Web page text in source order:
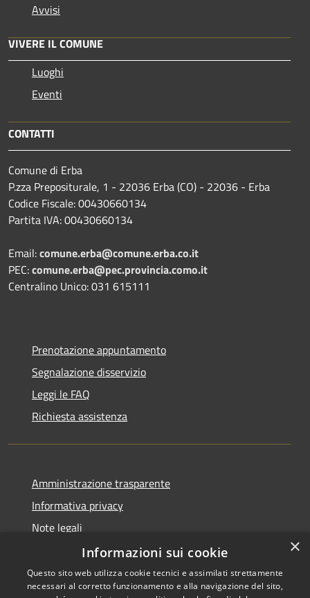
Avvisi
VIVERE IL COMUNE
Luoghi
Eventi
CONTATTI
Comune di Erba
P.zza Prepositurale, 1 - 22036 Erba (CO) - 22036 - Erba
Codice Fiscale: 00430660134
Partita IVA: 00430660134
Email:comune.erba@comune.erba.co.it
PEC:comune.erba@pec.provincia.como.it
Centralino Unico: 031 615111
Prenotazione appuntamento
Segnalazione disservizio
Leggi le FAQ
Richiesta assistenza
Amministrazione trasparente
Informativa privacy
Note legali
Dichiarazione di accessibilità
×
Informazioni sui cookie
Questo sito web utilizza cookie tecnici e assimilati strettamente
necessari al corretto funzionamento e alla navigazione del sito,